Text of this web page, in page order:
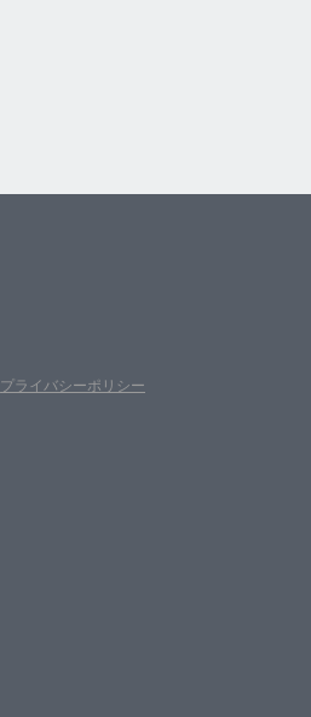
プライバシーポリシー